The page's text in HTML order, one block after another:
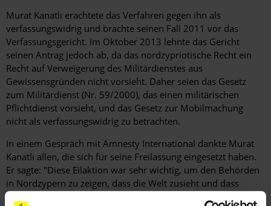
Murat Kanatlı erachtete das Verfahren gegen ihn als
verfassungswidrig und brachte seinen Fall 2011 vor das
Verfassungsgericht. Im Oktober 2013 lehnte das Gericht
seinen Antrag jedoch ab, da das nordzypriotische Recht ein
Recht auf Verweigerung des Militärdienstes aus
Gewissensgründen nicht vorsieht. Daher seien das Gesetz
zum Militärdienst (Nr. 59/2000), das einen militärischen
Pflichtdienst vorsieht, und das Gesetz zur Mobilmachung
nicht als verfassungswidrig zu betrachten.
In einem Gespräch mit Amnesty International dankte Murat
Kanatlı allen, die sich für seine Freilassung eingesetzt haben.
Er sagte: "Diese Eilaktion war sehr wichtig, um den Behörden
in Nordzypern zu zeigen, dass die Welt zusieht und dass
Personen, die aus ähnlichen Gründen angeklagt werden,